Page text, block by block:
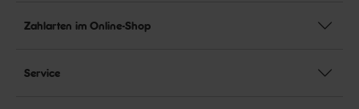
Zahlarten im Online-Shop
Service